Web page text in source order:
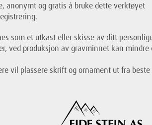
anonymt og gratis å bruke dette verktøyet
som et utkast eller skisse av ditt
ved produksjon av gravminnet kan
vil plassere skrift og ornament ut fra